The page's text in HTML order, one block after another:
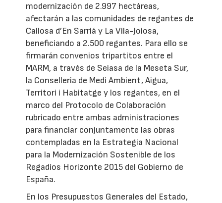
modernización de 2.997 hectáreas,
afectarán a las comunidades de regantes de
Callosa d’En Sarriá y La Vila-Joiosa,
beneficiando a 2.500 regantes. Para ello se
firmarán convenios tripartitos entre el
MARM, a través de Seiasa de la Meseta Sur,
la Conselleria de Medi Ambient, Aigua,
Territori i Habitatge y los regantes, en el
marco del Protocolo de Colaboración
rubricado entre ambas administraciones
para financiar conjuntamente las obras
contempladas en la Estrategia Nacional
para la Modernización Sostenible de los
Regadíos Horizonte 2015 del Gobierno de
España.
En los Presupuestos Generales del Estado,